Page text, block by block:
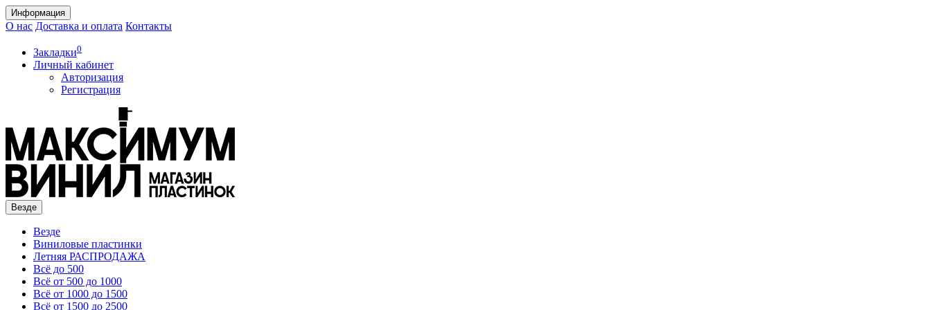
Информация
О нас Доставка и оплата Контакты
Закладки0
Личный кабинет
Авторизация
Регистрация
Везде
Везде
Виниловые пластинки
Летняя РАСПРОДАЖА
Всё до 500
Всё от 500 до 1000
Всё от 1000 до 1500
Всё от 1500 до 2500